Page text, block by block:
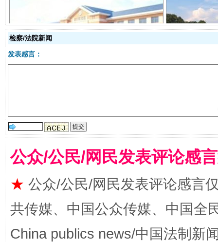
从幼儿园到大学，有这些资助 “
事关残疾人未来5年
检察/法院新闻
发表感言：
公众/公民/网民发表评论感
★ 公众/公民/网民发表评论感言
共传媒、中国公众传媒、中国全
China publics news/中国法制新